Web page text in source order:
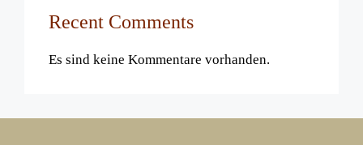
Recent Comments
Es sind keine Kommentare vorhanden.